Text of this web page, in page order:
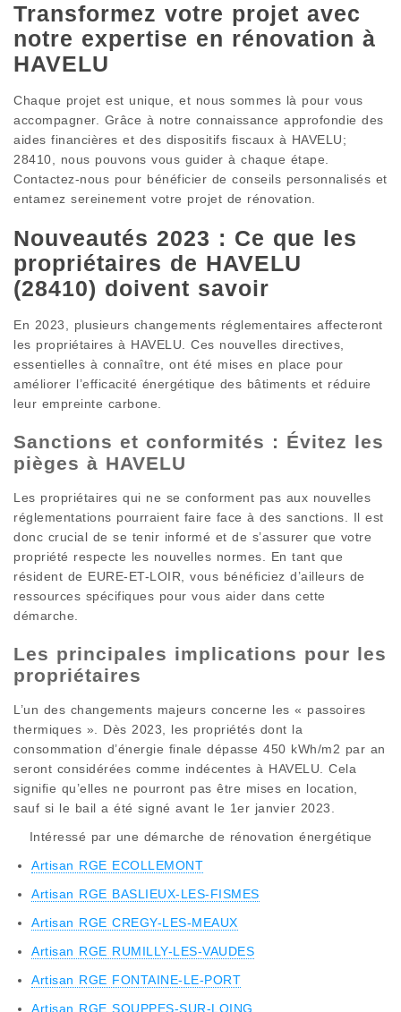
Transformez votre projet avec
notre expertise en rénovation à
HAVELU
Chaque projet est unique, et nous sommes là pour vous
accompagner. Grâce à notre connaissance approfondie des
aides financières et des dispositifs fiscaux à HAVELU;
28410, nous pouvons vous guider à chaque étape.
Contactez-nous pour bénéficier de conseils personnalisés et
entamez sereinement votre projet de rénovation.
Nouveautés 2023 : Ce que les
propriétaires de HAVELU
(28410) doivent savoir
En 2023, plusieurs changements réglementaires affecteront
les propriétaires à HAVELU. Ces nouvelles directives,
essentielles à connaître, ont été mises en place pour
améliorer l’efficacité énergétique des bâtiments et réduire
leur empreinte carbone.
Sanctions et conformités : Évitez les
pièges à HAVELU
Les propriétaires qui ne se conforment pas aux nouvelles
réglementations pourraient faire face à des sanctions. Il est
donc crucial de se tenir informé et de s’assurer que votre
propriété respecte les nouvelles normes. En tant que
résident de EURE-ET-LOIR, vous bénéficiez d’ailleurs de
ressources spécifiques pour vous aider dans cette
démarche.
Les principales implications pour les
propriétaires
L’un des changements majeurs concerne les « passoires
thermiques ». Dès 2023, les propriétés dont la
consommation d’énergie finale dépasse 450 kWh/m2 par an
seront considérées comme indécentes à HAVELU. Cela
signifie qu’elles ne pourront pas être mises en location,
sauf si le bail a été signé avant le 1er janvier 2023.
Intéressé par une démarche de rénovation énergétique
Artisan RGE ECOLLEMONT
Artisan RGE BASLIEUX-LES-FISMES
Artisan RGE CREGY-LES-MEAUX
Artisan RGE RUMILLY-LES-VAUDES
Artisan RGE FONTAINE-LE-PORT
Artisan RGE SOUPPES-SUR-LOING